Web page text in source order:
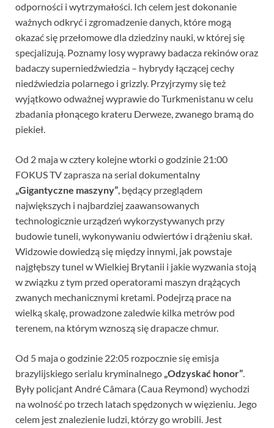
odporności i wytrzymałości. Ich celem jest dokonanie
ważnych odkryć i zgromadzenie danych, które mogą
okazać się przełomowe dla dziedziny nauki, w której się
specjalizują. Poznamy losy wyprawy badacza rekinów oraz
badaczy superniedźwiedzia – hybrydy łączącej cechy
niedźwiedzia polarnego i grizzly. Przyjrzymy się też
wyjątkowo odważnej wyprawie do Turkmenistanu w celu
zbadania płonącego krateru Derweze, zwanego bramą do
piekieł.
Od 2 maja w cztery kolejne wtorki o godzinie 21:00
FOKUS TV zaprasza na serial dokumentalny
„Gigantyczne maszyny”, będący przeglądem
największych i najbardziej zaawansowanych
technologicznie urządzeń wykorzystywanych przy
budowie tuneli, wykonywaniu odwiertów i drążeniu skał.
Widzowie dowiedzą się między innymi, jak powstaje
najgłębszy tunel w Wielkiej Brytanii i jakie wyzwania stoją
w związku z tym przed operatorami maszyn drążących
zwanych mechanicznymi kretami. Podejrzą prace na
wielką skalę, prowadzone zaledwie kilka metrów pod
terenem, na którym wznoszą się drapacze chmur.
Od 5 maja o godzinie 22:05 rozpocznie się emisja
brazylijskiego serialu kryminalnego „Odzyskać honor”.
Były policjant André Câmara (Caua Reymond) wychodzi
na wolność po trzech latach spędzonych w więzieniu. Jego
celem jest znalezienie ludzi, którzy go wrobili. Jest